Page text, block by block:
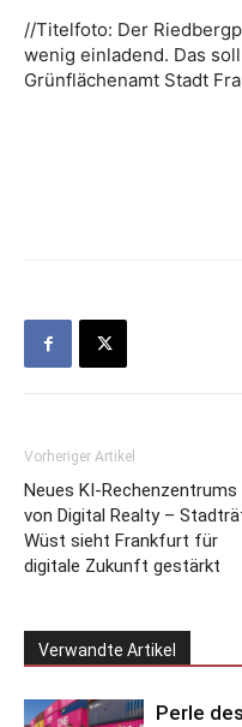
//Titelfoto: Der
wenig einladend. Das
Grünflächenamt Stadt
Vorheriger Artikel
Neues KI-Rechenzentrums
von Digital Realty –
Wüst sieht Frankfurt für
digitale Zukunft gestärkt
Verwandte Artikel
Perle